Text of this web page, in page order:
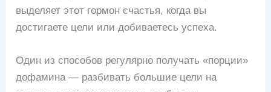
выделяет этот гормон счастья, когда вы
достигаете цели или добиваетесь успеха.
Один из способов регулярно получать «порции»
дофамина — разбивать большие цели на